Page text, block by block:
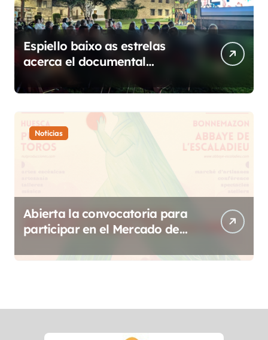
Espiello baixo as estrelas
acerca el documental
etnográfico a 14 localidades
de Sobrarbe
Noticias
Abierta la convocatoria para
participar en el Mercado de